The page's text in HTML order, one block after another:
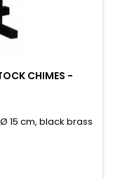
CHIMES -
15 cm, black brass